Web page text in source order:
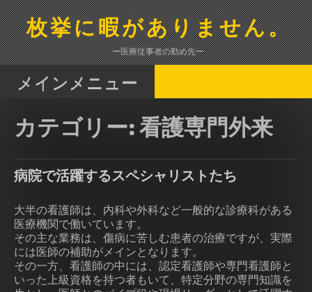
コ
ン
テ
ン
ツ
枚挙に暇がありません。
ー医療従事者の勤め先ー
メインメニュー
カテゴリー:看護専門外来
病院で活躍するスペシャリストたち
大半の看護師は、内科や外科など一般的な診療科がある
医療機関で働いています。
その主な業務は、傷病に苦しむ患者の治療ですが、実際
には医師の補助がメインとなります。
その一方、看護師の中には、認定看護師や専門看護師と
いった上級資格を持つ者もいて、特定分野の専門知識を